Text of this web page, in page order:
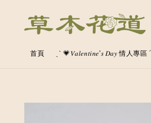
首頁 ˏˋ 💗𝑉𝑎𝑙𝑒𝑛𝑡𝑖𝑛𝑒’𝑠 𝐷𝑎𝑦 情人專區 ´ˎ